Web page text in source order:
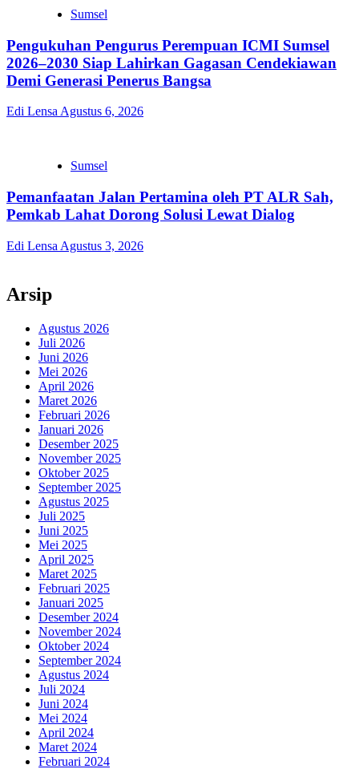
Sumsel
Pengukuhan Pengurus Perempuan ICMI Sumsel
2026–2030 Siap Lahirkan Gagasan Cendekiawan
Demi Generasi Penerus Bangsa
Edi Lensa Agustus 6, 2026
Sumsel
Pemanfaatan Jalan Pertamina oleh PT ALR Sah,
Pemkab Lahat Dorong Solusi Lewat Dialog
Edi Lensa Agustus 3, 2026
Arsip
Agustus 2026
Juli 2026
Juni 2026
Mei 2026
April 2026
Maret 2026
Februari 2026
Januari 2026
Desember 2025
November 2025
Oktober 2025
September 2025
Agustus 2025
Juli 2025
Juni 2025
Mei 2025
April 2025
Maret 2025
Februari 2025
Januari 2025
Desember 2024
November 2024
Oktober 2024
September 2024
Agustus 2024
Juli 2024
Juni 2024
Mei 2024
April 2024
Maret 2024
Februari 2024